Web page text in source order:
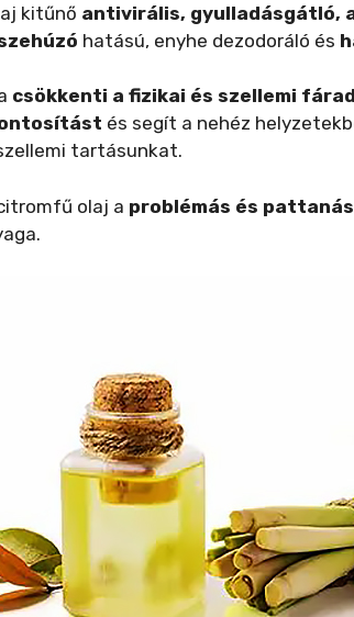
kitűnő antivirális, gyulladásgátló,
hatású, enyhe dezodoráló és
csökkenti a fizikai és szellemi
és segít a nehéz
tartásunkat.
olaj a problémás és